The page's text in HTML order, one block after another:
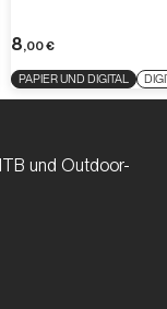
8,00€
PAPIER UND DIGITAL
und Outdoor-